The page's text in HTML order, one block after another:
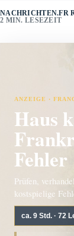
NACHRICHTEN.FR
2 MIN. LESEZEIT
ANZEIGE ·
Haus
Fehler
Prüfen,
kostspielige
ca. 9 Std. · 72